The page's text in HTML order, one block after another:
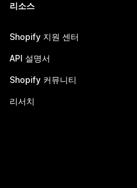
리소스
Shopify 지원 센터
API 설명서
Shopify 커뮤니티
리서치